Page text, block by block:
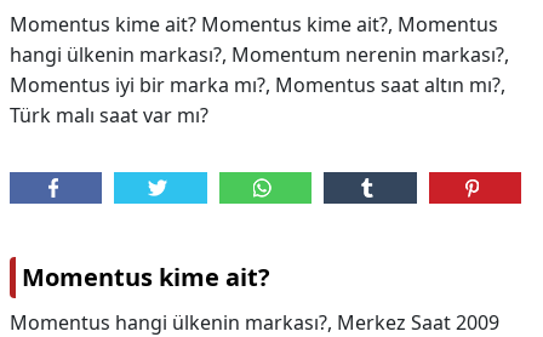
Momentus kime ait? Momentus kime ait?, Momentus
hangi ülkenin markası?, Momentum nerenin markası?,
Momentus iyi bir marka mı?, Momentus saat altın mı?,
Türk malı saat var mı?
Momentus kime ait?
Momentus hangi ülkenin markası?, Merkez Saat 2009